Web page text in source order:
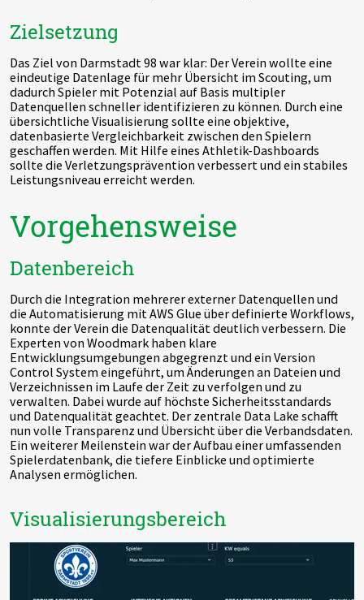
Zielsetzung
Das Ziel von Darmstadt 98 war klar: Der Verein wollte eine
eindeutige Datenlage für mehr Übersicht im Scouting, um
dadurch Spieler mit Potenzial auf Basis multipler
Datenquellen schneller identifizieren zu können. Durch eine
übersichtliche Visualisierung sollte eine objektive,
datenbasierte Vergleichbarkeit zwischen den Spielern
geschaffen werden. Mit Hilfe eines Athletik-Dashboards
sollte die Verletzungsprävention verbessert und ein stabiles
Leistungsniveau erreicht werden.
Vorgehensweise
Datenbereich
Durch die Integration mehrerer externer Datenquellen und
die Automatisierung mit AWS Glue über definierte Workflows,
konnte der Verein die Datenqualität deutlich verbessern. Die
Experten von Woodmark haben klare
Entwicklungsumgebungen abgegrenzt und ein Version
Control System eingeführt, um Änderungen an Dateien und
Verzeichnissen im Laufe der Zeit zu verfolgen und zu
verwalten. Dabei wurde auf höchste Sicherheitsstandards
und Datenqualität geachtet. Der zentrale Data Lake schafft
nun volle Transparenz und Übersicht über die Verbandsdaten.
Ein weiterer Meilenstein war der Aufbau einer umfassenden
Spielerdatenbank, die tiefere Einblicke und optimierte
Analysen ermöglichen.
Visualisierungsbereich